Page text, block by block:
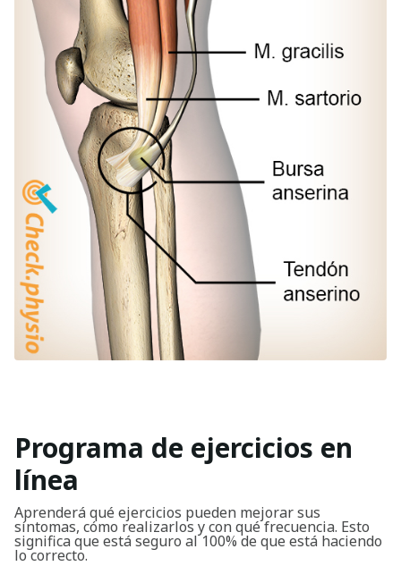
Buscar
Programa de ejercicios en
línea
Aprenderá qué ejercicios pueden mejorar sus
síntomas, cómo realizarlos y con qué frecuencia. Esto
significa que está seguro al 100% de que está haciendo
lo correcto.